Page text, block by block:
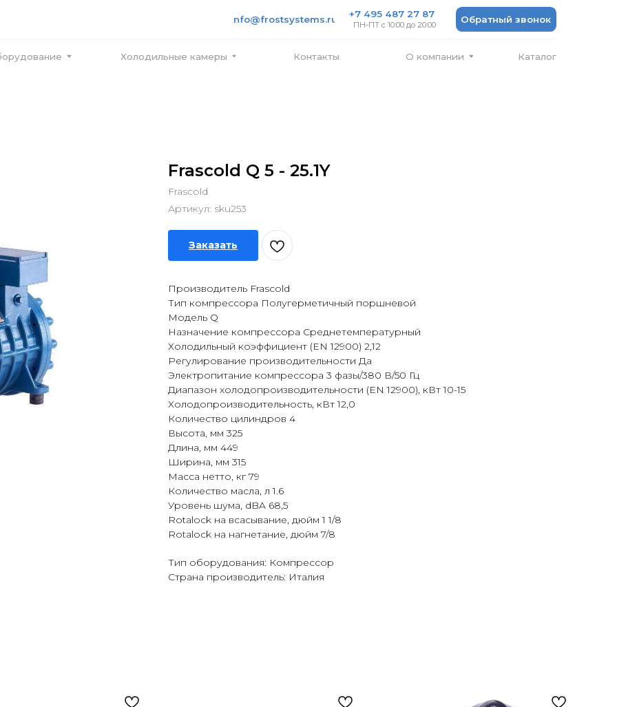
Обратный звонок
+7 495 487 27 87
info@frostsystems.ru
ПН-ПТ с 10:00 до 20:00
Frascold Q 5 - 25.1Y
Frascold
Артикул: sku253
Заказать
Производитель Frascold
Тип компрессора Полугерметичный поршневой
Модель Q
Назначение компрессора Среднетемпературный
Холодильный коэффициент (EN 12900) 2,12
Регулирование производительности Да
Электропитание компрессора 3 фазы/380 В/50 Гц
Диапазон холодопроизводительности (EN 12900), кВт 10-15
Холодопроизводительность, кВт 12,0
Количество цилиндров 4
Высота, мм 325
Длина, мм 449
Ширина, мм 315
Масса нетто, кг 79
Количество масла, л 1.6
Уровень шума, dBA 68,5
Rotalock на всасывание, дюйм 1 1/8
Rotalock на нагнетание, дюйм 7/8
Тип оборудования: Компрессор
Страна производитель: Италия